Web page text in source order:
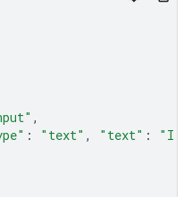
,
: "text" , "text" :
"I